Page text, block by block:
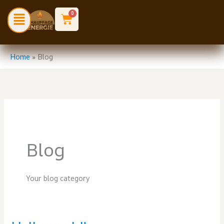
Aller
contenu
Menu 0
Cart
Home»Blog
Blog
Your blog category